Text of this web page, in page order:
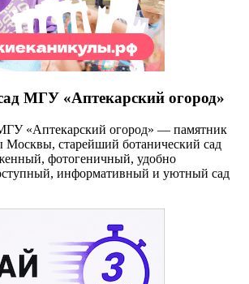
МГУ «Аптекарский огород»
«Аптекарский огород» — памятник
Москвы, старейший ботанический сад
фотогеничный, удобно
информативный и уютный сад